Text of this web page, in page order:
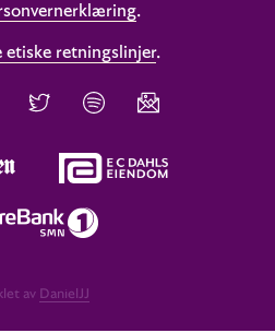
.
etiske retningslinjer.
av DanielJJ